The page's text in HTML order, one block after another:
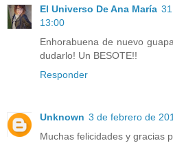
El Universo De Ana María
13:00
Enhorabuena de nuevo
dudarlo! Un BESOTE!!
Responder
Unknown 3 de febrero de
Muchas felicidades y gracias